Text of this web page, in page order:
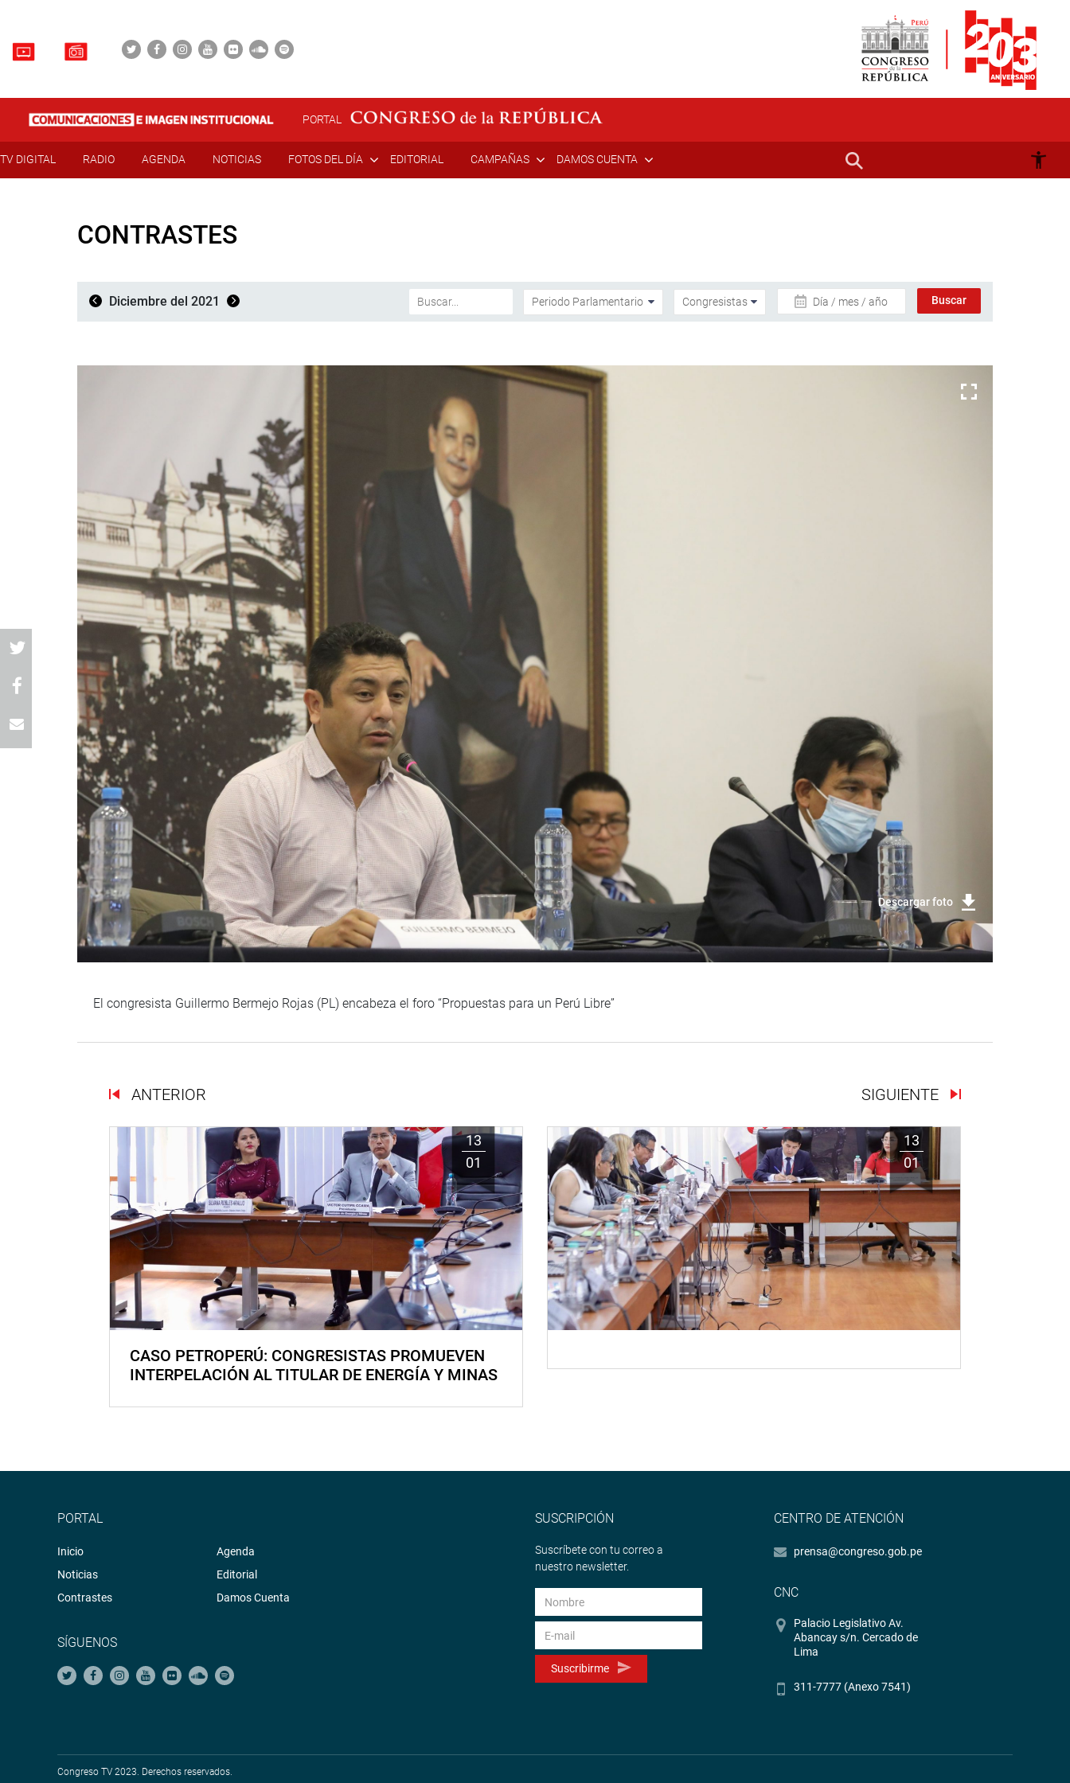
PORTAL
TV DIGITAL RADIO AGENDA NOTICIAS FOTOS DEL DÍA EDITORIAL CAMPAÑAS DAMOS CUENTA
CONTRASTES
Diciembre del 2021 Día / mes / año
Descargar foto
El congresista Guillermo Bermejo Rojas (PL) encabeza el foro “Propuestas para un Perú Libre”
ANTERIOR SIGUIENTE
13
01
CASO PETROPERÚ: CONGRESISTAS PROMUEVEN
INTERPELACIÓN AL TITULAR DE ENERGÍA Y MINAS
13
01
PORTAL
Inicio
Noticias
Contrastes
Agenda
Editorial
Damos Cuenta
SÍGUENOS
SUSCRIPCIÓN
Suscríbete con tu correo a
nuestro newsletter.
Suscribirme
CENTRO DE ATENCIÓN
prensa@congreso.gob.pe
CNC
Palacio Legislativo Av.
Abancay s/n. Cercado de
Lima
311-7777 (Anexo 7541)
Congreso TV 2023. Derechos reservados.